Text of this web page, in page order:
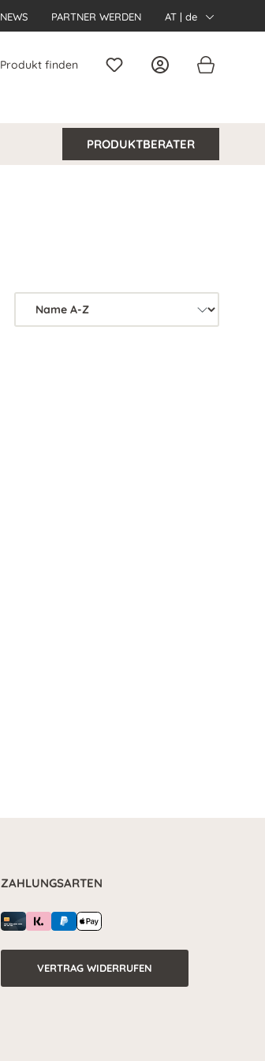
NEWS PARTNER WERDEN AT | de
PRODUKTBERATER
ZAHLUNGSARTEN
VERTRAG WIDERRUFEN